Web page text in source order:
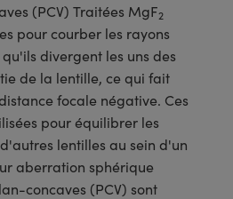
(PCV) Traitées MgF2
pour courber les rayons
divergent les uns des
de la lentille, ce qui fait
focale négative. Ces
pour équilibrer les
lentilles au sein d'un
aberration sphérique
concaves (PCV) sont